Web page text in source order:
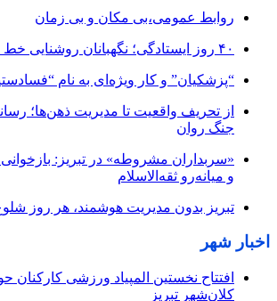
روابط عمومی،بی مکان و بی زمان
۴۰ روز ایستادگی؛ نگهبانان روشنایی خط مقدم را رها نکردند
“پزشکیان” و کار ویژه‌ای به نام
از تحریف واقعیت تا مدیریت ذهن‌ها؛
جنگ روان
«سربداران مشروطه» در تبریز:
و میانه‌رو ثقه‌الاسلام
تبریز بدون مدیریت هوشمند، هر روز
اخبار شهر
افتتاح نخستین المپیاد ورزشی کارکنان
کلان‌شهر تبریز